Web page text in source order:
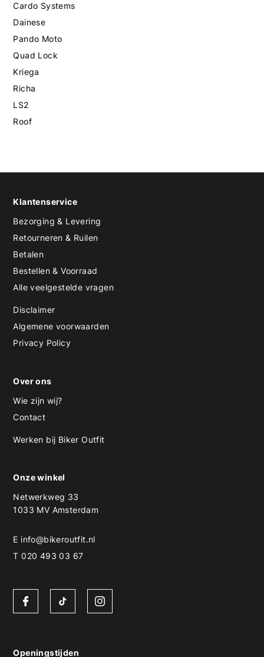
Cardo Systems
Dainese
Pando Moto
Quad Lock
Kriega
Richa
LS2
Roof
Klantenservice
Bezorging & Levering
Retourneren & Ruilen
Betalen
Bestellen & Voorraad
Alle veelgestelde vragen
Disclaimer
Algemene voorwaarden
Privacy Policy
Over ons
Wie zijn wij?
Contact
Werken bij Biker Outfit
Onze winkel
Netwerkweg 33
1033 MV Amsterdam
E info@bikeroutfit.nl
T 020 493 03 67
Openingstijden